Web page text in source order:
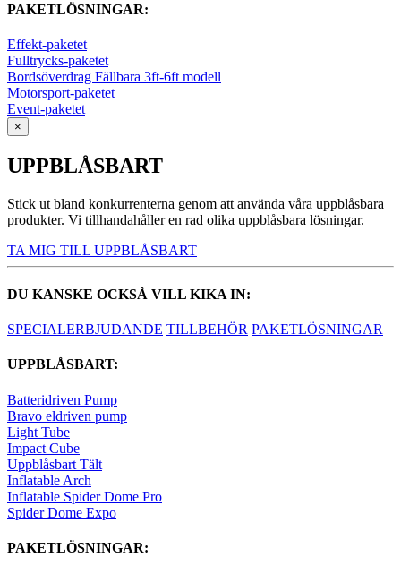
PAKETLÖSNINGAR:
Effekt-paketet
Fulltrycks-paketet
Bordsöverdrag Fällbara 3ft-6ft modell
Motorsport-paketet
Event-paketet
×
UPPBLÅSBART
Stick ut bland konkurrenterna genom att använda våra uppblåsbara
produkter. Vi tillhandahåller en rad olika uppblåsbara lösningar.
TA MIG TILL UPPBLÅSBART
DU KANSKE OCKSÅ VILL KIKA IN:
SPECIALERBJUDANDE TILLBEHÖR PAKETLÖSNINGAR
UPPBLÅSBART:
Batteridriven Pump
Bravo eldriven pump
Light Tube
Impact Cube
Uppblåsbart Tält
Inflatable Arch
Inflatable Spider Dome Pro
Spider Dome Expo
PAKETLÖSNINGAR: